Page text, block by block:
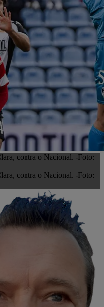
contra o Nacional. -Foto:
contra o Nacional. -Foto: